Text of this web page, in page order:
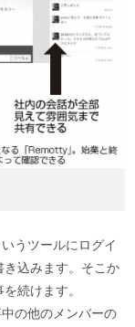
うツールにログイ
き込みます。そこか
続けます。
の他のメンバーの